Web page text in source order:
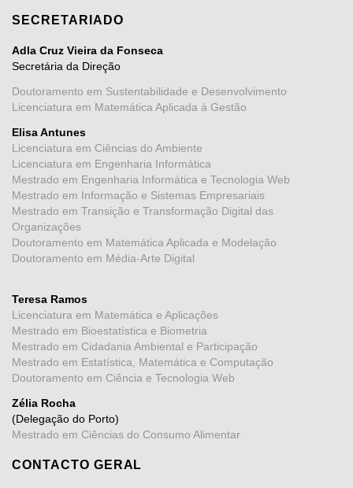
SECRETARIADO
Adla Cruz Vieira da Fonseca
Secretária da Direção
Doutoramento em Sustentabilidade e Desenvolvimento
Licenciatura em Matemática Aplicada à Gestão
Elisa Antunes
Licenciatura em Ciências do Ambiente
Licenciatura em Engenharia Informática
Mestrado em Engenharia Informática e Tecnologia Web
Mestrado em Informação e Sistemas Empresariais
Mestrado em Transição e Transformação Digital das
Organizações
Doutoramento em Matemática Aplicada e Modelação
Doutoramento em Média-Arte Digital
Teresa Ramos
Licenciatura em Matemática e Aplicações
Mestrado em Bioestatística e Biometria
Mestrado em Cidadania Ambiental e Participação
Mestrado em Estatística, Matemática e Computação
Doutoramento em Ciência e Tecnologia Web
Zélia Rocha
(Delegação do Porto)
Mestrado em Ciências do Consumo Alimentar
CONTACTO GERAL